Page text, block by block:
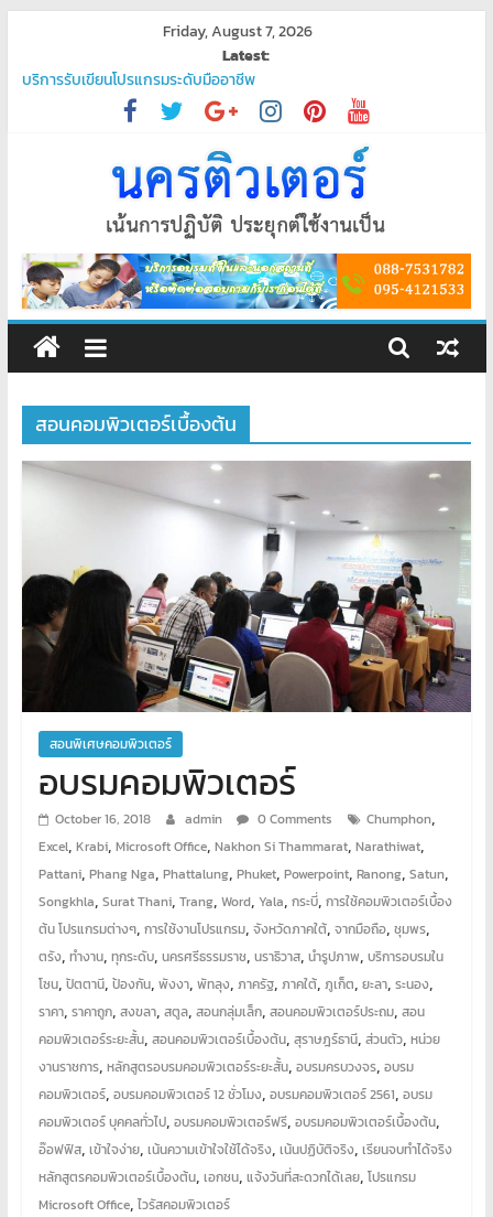
content
Friday, August 7, 2026
Latest:
บริการรับเขียนโปรแกรมระดับมืออาชีพ
พัฒนาระบบ ยืนยันตัวตนผ่านแอป Thaid
วิทยากรอบรมคณะครูบุคลากรทางการศึกษา การจัดทำระบบตลาดออนไลน์
โปรแกรมจัดการน้ำประปา
บริการรับเขียนโปรแกรม PHP ระดับมืออาชีพ – ตอบโจทย์ทุกความต้องการ
ศูนย์
อบรม
คอมพิวเตอร์
สอน
พิเศษ
คอมพิวเตอร์
ศูนย์
อบรม
พิเศษ
คอมพิวเตอร์
รับ
เว็บไซต์
บริการ
จัด
ทำ
เว็บไซต์
เช่า
โอส
จด
โดเมน
สอน
คอมพิวเตอร์
ออกแบบ
เว็บ
พัฒนา
เว็บ
สอนคอมพิวเตอร์เบื้องต้น
สอนพิเศษคอมพิวเตอร์
อบรมคอมพิวเตอร์
October 16, 2018 admin 0 Comments Chumphon,
Excel, Krabi, Microsoft Office, Nakhon Si Thammarat, Narathiwat,
Pattani, Phang Nga, Phattalung, Phuket, Powerpoint, Ranong, Satun,
Songkhla, Surat Thani, Trang, Word, Yala, กระบี่, การใช้คอมพิวเตอร์เบื้อง
ต้น โปรแกรมต่างๆ, การใช้งานโปรแกรม, จังหวัดภาคใต้, จากมือถือ, ชุมพร,
ตรัง, ทำงาน, ทุกระดับ, นครศรีธรรมราช, นราธิวาส, นำรูปภาพ, บริการอบรมใน
โซน, ปัตตานี, ป้องกัน, พังงา, พัทลุง, ภาครัฐ, ภาคใต้, ภูเก็ต, ยะลา, ระนอง,
ราคา, ราคาถูก, สงขลา, สตูล, สอนกลุ่มเล็ก, สอนคอมพิวเตอร์ประถม, สอน
คอมพิวเตอร์ระยะสั้น, สอนคอมพิวเตอร์เบื้องต้น, สุราษฎร์ธานี, ส่วนตัว, หน่วย
งานราชการ, หลักสูตรอบรมคอมพิวเตอร์ระยะสั้น, อบรมครบวงจร, อบรม
คอมพิวเตอร์, อบรมคอมพิวเตอร์ 12 ชั่วโมง, อบรมคอมพิวเตอร์ 2561, อบรม
คอมพิวเตอร์ บุคคลทั่วไป, อบรมคอมพิวเตอร์ฟรี, อบรมคอมพิวเตอร์เบื้องต้น,
อ๊อฟฟิส, เข้าใจง่าย, เน้นความเข้าใจใช้ได้จริง, เน้นปฏิบัติจริง, เรียนจบทำได้จริง
หลักสูตรคอมพิวเตอร์เบื้องต้น, เอกชน, แจ้งวันที่สะดวกได้เลย, โปรแกรม
Microsoft Office, ไวรัสคอมพิวเตอร์